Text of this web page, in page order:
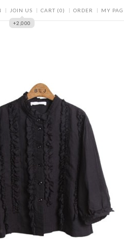
JOIN US
+2,000
CART (0) ORDER MY